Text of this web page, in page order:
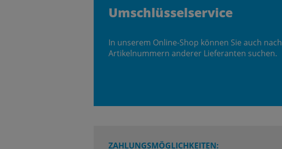
Umschlüsselservice
In unserem Online-Shop können Sie auch nach
Artikelnummern anderer Lieferanten suchen.
ZAHLUNGSMÖGLICHKEITEN: